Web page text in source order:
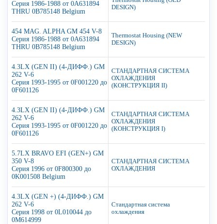
Серия 1986-1988 от 0A631894
THRU 0B785148 Belgium
DESIGN)
454 MAG. ALPHA GM 454 V-8
Серия 1986-1988 от 0A631894
THRU 0B785148 Belgium
Thermostat Housing (NEW
DESIGN)
4.3LX (GEN II) (4-ДИФФ.) GM
262 V-6
Серия 1993-1995 от 0F001220 до
0F601126
СТАНДАРТНАЯ СИСТЕМА
ОХЛАЖДЕНИЯ
(КОНСТРУКЦИЯ II)
4.3LX (GEN II) (4-ДИФФ.) GM
262 V-6
Серия 1993-1995 от 0F001220 до
0F601126
СТАНДАРТНАЯ СИСТЕМА
ОХЛАЖДЕНИЯ
(КОНСТРУКЦИЯ I)
5.7LX BRAVO EFI (GEN+) GM
350 V-8
Серия 1996 от 0F800300 до
0K001508 Belgium
СТАНДАРТНАЯ СИСТЕМА
ОХЛАЖДЕНИЯ
4.3LX (GEN +) (4-ДИФФ.) GM
262 V-6
Серия 1998 от 0L010044 до
0M614999
Стандартная система
охлаждения